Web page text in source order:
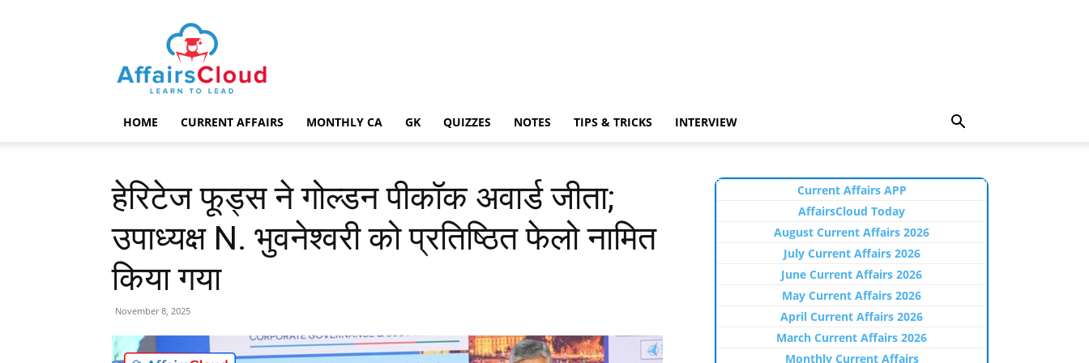
AffairsCloud.com
HOME CURRENT AFFAIRS MONTHLY CA GK QUIZZES NOTES TIPS & TRICKS INTERVIEW
हेरिटेज फूड्स ने गोल्डन पीकॉक अवार्ड जीता;
उपाध्यक्ष N. भुवनेश्वरी को प्रतिष्ठित फेलो नामित
किया गया
November 8, 2025
Current Affairs APP
AffairsCloud Today
August Current Affairs 2026
July Current Affairs 2026
June Current Affairs 2026
May Current Affairs 2026
April Current Affairs 2026
March Current Affairs 2026
Monthly Current Affairs